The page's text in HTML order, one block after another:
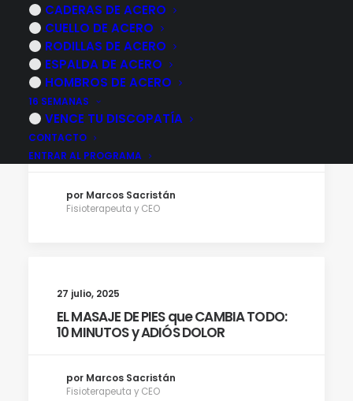
CADERAS DE ACERO
CUELLO DE ACERO
RODILLAS DE ACERO
ESPALDA DE ACERO
HOMBROS DE ACERO
16 SEMANAS
VENCE TU DISCOPATÍA
CONTACTO
ENTRAR AL PROGRAMA
12 octubre, 2025
MASAJE de RODILLA sentado (sin
suelo ni esterilla) para aliviar el
DOLOR y la INFLAMACIÓN
por Marcos Sacristán
Fisioterapeuta y CEO
27 julio, 2025
EL MASAJE DE PIES que CAMBIA TODO:
10 MINUTOS y ADIÓS DOLOR
por Marcos Sacristán
Fisioterapeuta y CEO